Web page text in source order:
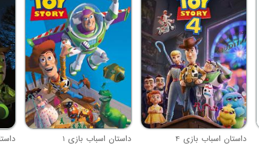
داستان اسباب بازی 4 داستان اسباب بازی 1